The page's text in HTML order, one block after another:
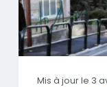
Mis à jour le 3